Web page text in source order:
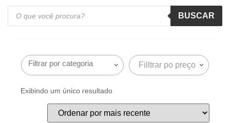
BUSCAR
Filltrar po preço
Exibindo um único resultado